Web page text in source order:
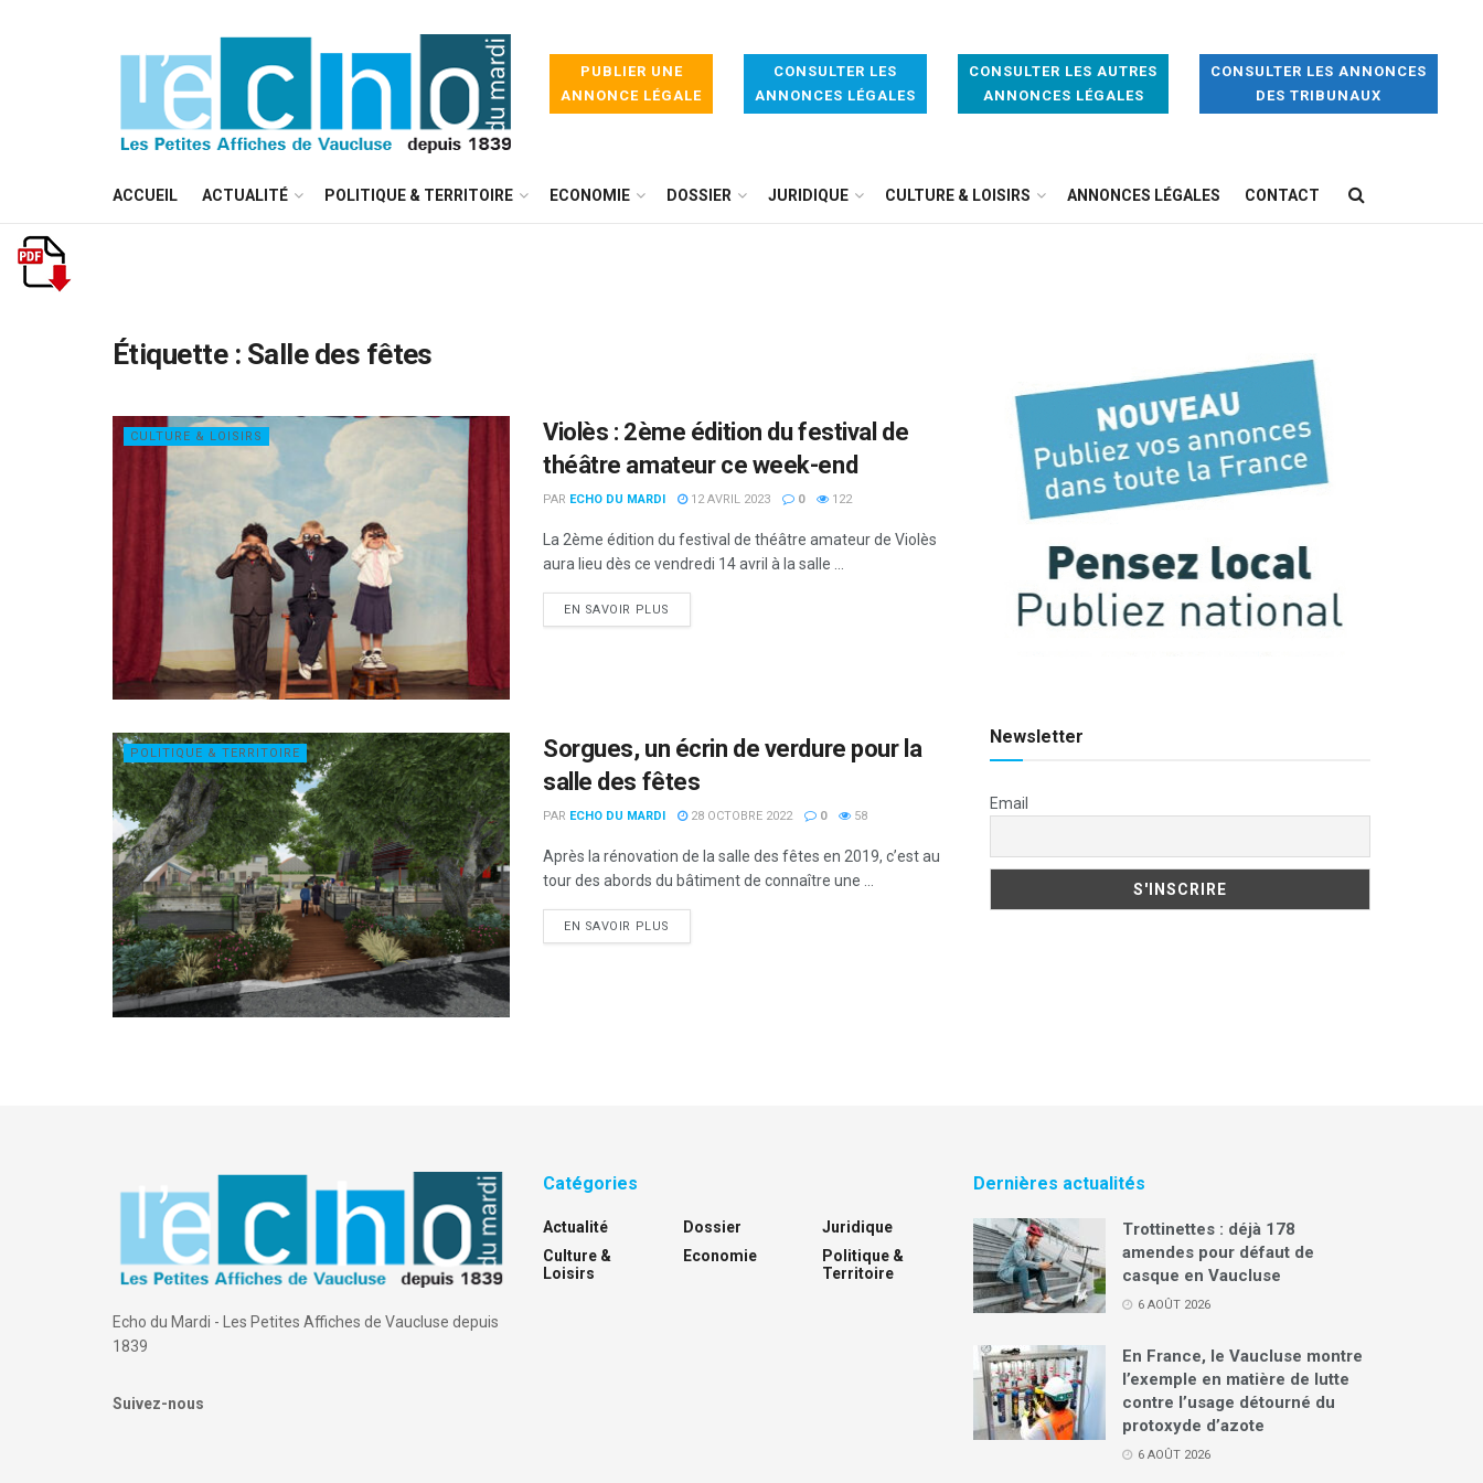
PUBLIER UNE
ANNONCE LÉGALE
CONSULTER LES
ANNONCES LÉGALES
CONSULTER LES AUTRES
ANNONCES LÉGALES
CONSULTER LES ANNONCES
DES TRIBUNAUX
ACCUEIL ACTUALITÉ POLITIQUE & TERRITOIRE ECONOMIE DOSSIER JURIDIQUE CULTURE & LOISIRS ANNONCES LÉGALES CONTACT
Étiquette : Salle des fêtes
CULTURE & LOISIRS
Violès : 2ème édition du festival de
théâtre amateur ce week-end
PAR ECHO DU MARDI 12 AVRIL 2023 0 122
La 2ème édition du festival de théâtre amateur de Violès
aura lieu dès ce vendredi 14 avril à la salle ...
EN SAVOIR PLUS
POLITIQUE & TERRITOIRE
Sorgues, un écrin de verdure pour la
salle des fêtes
PAR ECHO DU MARDI 28 OCTOBRE 2022 0 58
Après la rénovation de la salle des fêtes en 2019, c’est au
tour des abords du bâtiment de connaître une ...
EN SAVOIR PLUS
Newsletter
Email
Echo du Mardi - Les Petites Affiches de Vaucluse depuis
1839
Suivez-nous
Catégories
Actualité
Culture &
Loisirs
Dossier
Economie
Juridique
Politique &
Territoire
Dernières actualités
Trottinettes : déjà 178
amendes pour défaut de
casque en Vaucluse
6 AOÛT 2026
En France, le Vaucluse montre
l’exemple en matière de lutte
contre l’usage détourné du
protoxyde d’azote
6 AOÛT 2026